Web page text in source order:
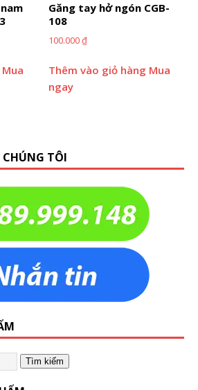
Mua
Găng tay hở ngón CGB-
108
100.000₫
Thêm vào giỏ hàng Mua
ngay
CHÚNG TÔI
Tìm kiếm